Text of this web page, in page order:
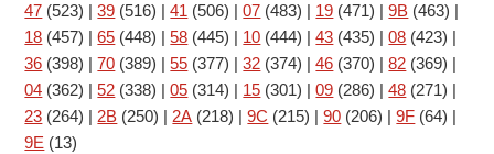
47 (523) |39 (516) |41 (506) |07 (483) | 19 (471) |9B (463) |
18 (457) |65 (448) |58 (445) | 10 (444) |43 (435) |08 (423) |
36 (398) |70 (389) |55 (377) |32 (374) |46 (370) |82 (369) |
04 (362) |52 (338) |05 (314) | 15 (301) |09 (286) |48 (271) |
23 (264) | 2B (250) | 2A (218) |9C (215) |90 (206) |9F (64) |
9E (13)